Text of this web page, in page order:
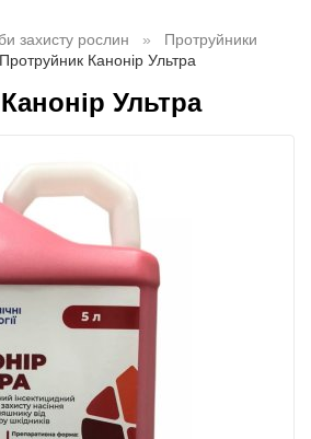
захисту рослин
Протруйники
Протруйник Канонір Ультра
Ультра